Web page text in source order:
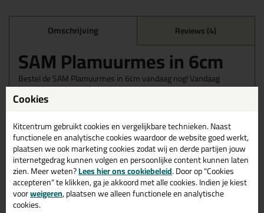
Omschrijving Reviews (4)
SAM Plamuurmes in 6cm
Bestel de SAM Plamuurmes in 6cm vandaag nog! Vandaag
besteld = morgen in huis.
product?Lees alles over dit product >
Gerelateerde producten
Cookies
Kitcentrum gebruikt cookies en vergelijkbare technieken. Naast
functionele en analytische cookies waardoor de website goed werkt,
plaatsen we ook marketing cookies zodat wij en derde partijen jouw
internetgedrag kunnen volgen en persoonlijke content kunnen laten
zien. Meer weten?Lees hier ons cookiebeleid. Door op "Cookies
accepteren" te klikken, ga je akkoord met alle cookies. Indien je kiest
voorweigeren, plaatsen we alleen functionele en analytische
cookies.